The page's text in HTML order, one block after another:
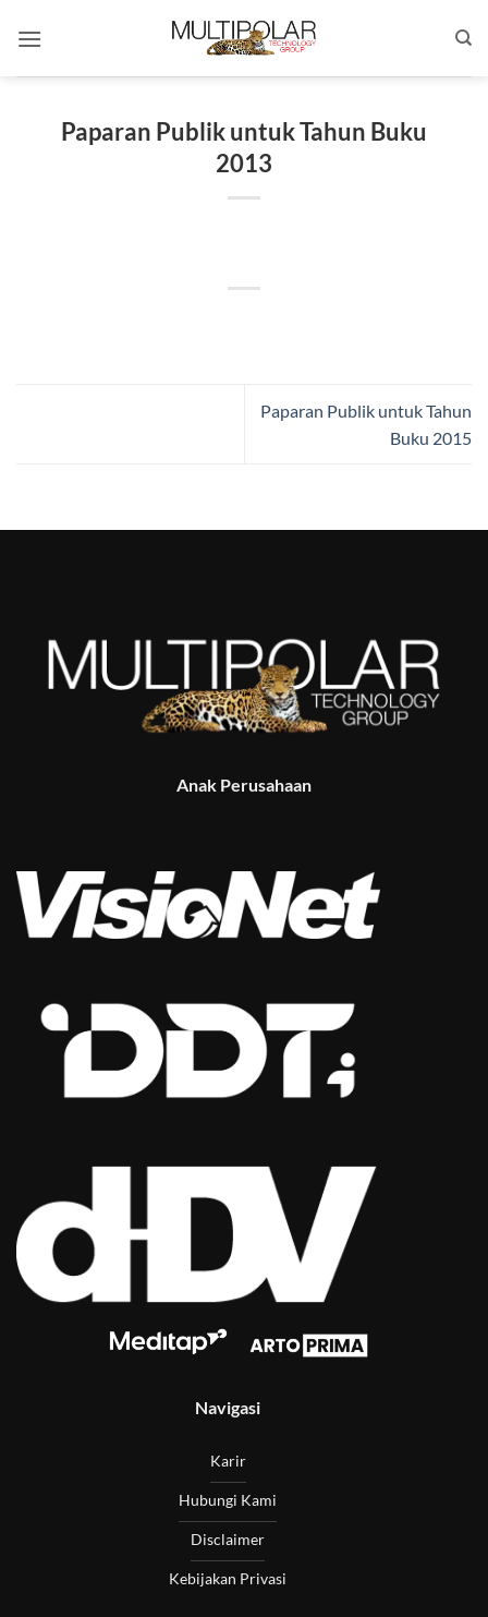
Paparan Publik untuk Tahun Buku
2013
Paparan Publik untuk Tahun
Buku 2015
Anak Perusahaan
Navigasi
Karir
Hubungi Kami
Disclaimer
Kebijakan Privasi